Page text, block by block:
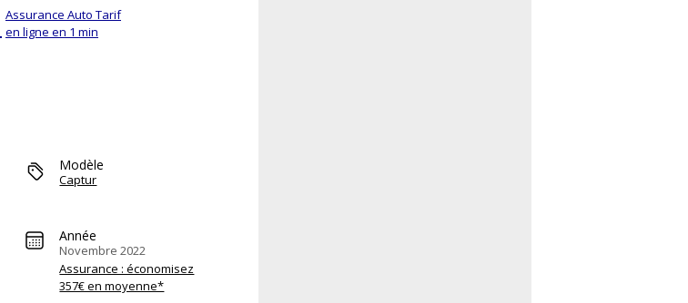
Assurance Auto Tarif
en ligne en 1 min
Modèle
Captur
Année
Novembre 2022
Assurance : économisez
357€ en moyenne*